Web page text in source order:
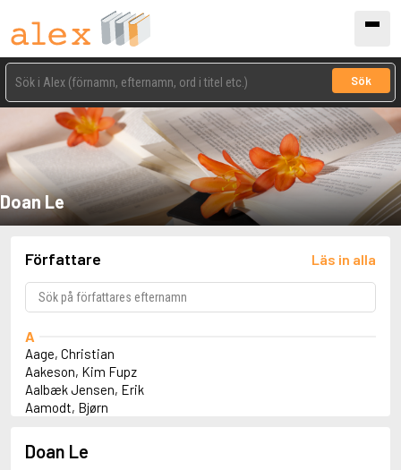
Sök
Doan Le
Författare Läs in alla
A
Aage, Christian
Aakeson, Kim Fupz
Aalbæk Jensen, Erik
Aamodt, Bjørn
Abbey, Kieran
Abbot, Anthony
Doan Le